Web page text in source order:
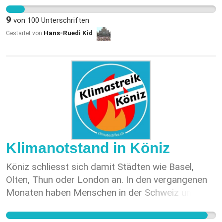
9 von 100 Unterschriften
Gestartet von Hans-Ruedi Kid
Klimanotstand in Köniz
Köniz schliesst sich damit Städten wie Basel,
Olten, Thun oder London an. In den vergangenen
Monaten haben Menschen in der Schweiz und auf
dazu aufgefordert, dass wir nicht länger